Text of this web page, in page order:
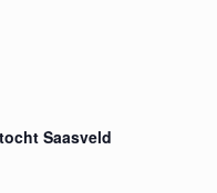
Saasveld